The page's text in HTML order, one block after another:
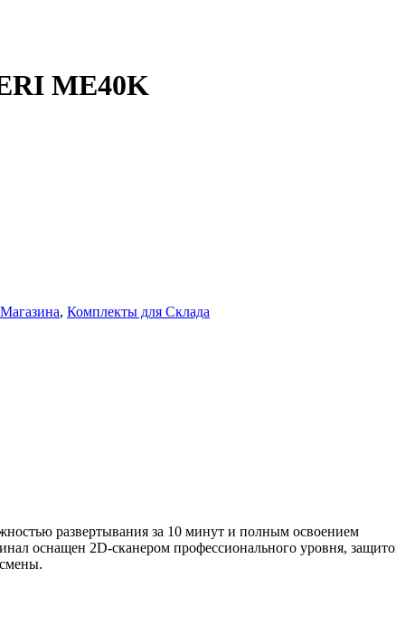
ME40K
, Комплекты для Склада
развертывания за 10 минут и полным освоением
оснащен 2D-сканером профессионального уровня,